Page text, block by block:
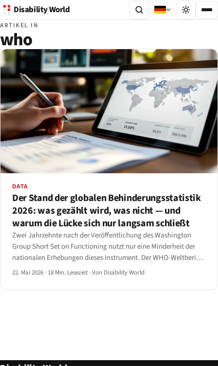
Disability World
ARTIKEL IN
who
DATA
Der Stand der globalen Behinderungsstatistik
2026: was gezählt wird, was nicht — und
warum die Lücke sich nur langsam schließt
Zwei Jahrzehnte nach der Veröffentlichung des Washington
Group Short Set on Functioning nutzt nur eine Minderheit der
nationalen Erhebungen dieses Instrument. Der WHO-Weltbericht
über Behinderung 2024 und das UN-DESA-Kompendium 2025
22. Mai 2026 · 18 Min. Lesezeit ·Von Disability World